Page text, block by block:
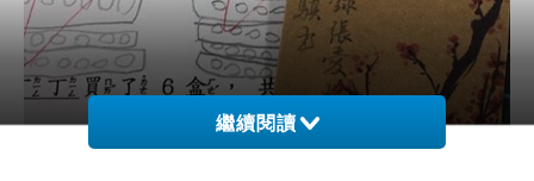
繼續閱讀